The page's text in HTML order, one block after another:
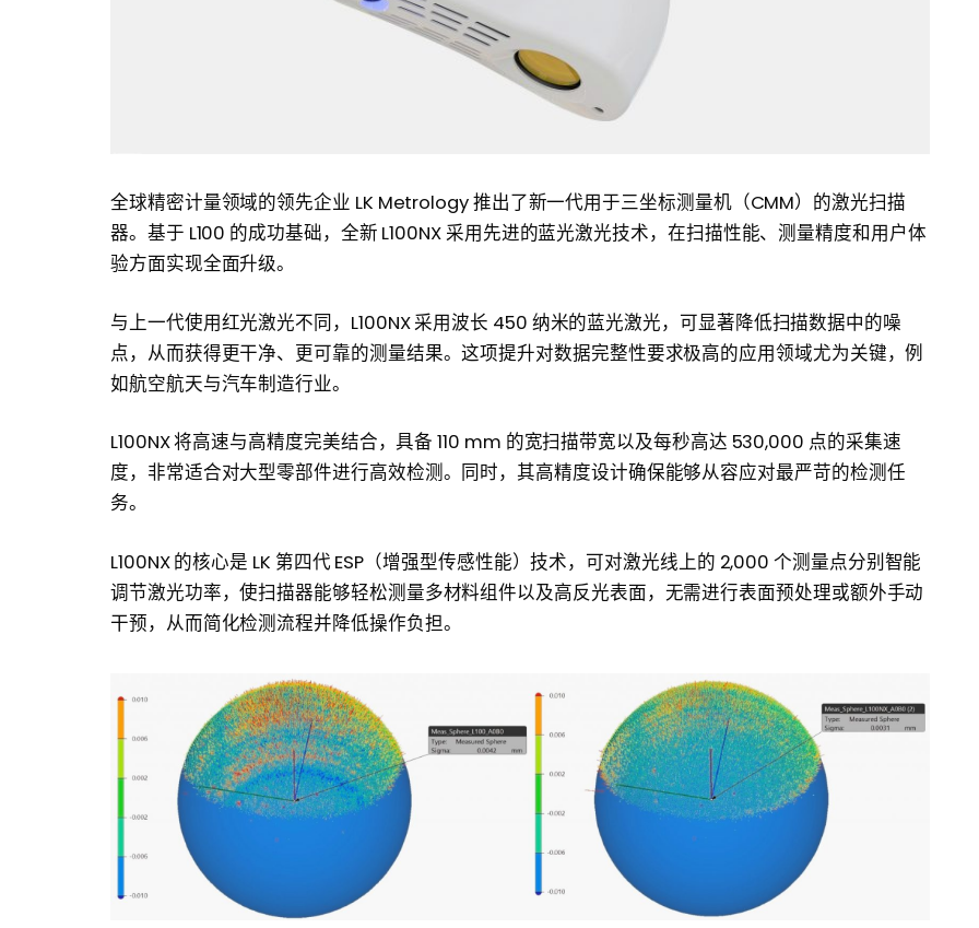
全球精密计量领域的领先企业 LK Metrology 推出了新一代用于三坐标测量机（CMM）的激光扫描
器。基于 L100 的成功基础，全新 L100NX 采用先进的蓝光激光技术，在扫描性能、测量精度和用户体
验方面实现全面升级。
与上一代使用红光激光不同，L100NX 采用波长 450 纳米的蓝光激光，可显著降低扫描数据中的噪
点，从而获得更干净、更可靠的测量结果。这项提升对数据完整性要求极高的应用领域尤为关键，例
如航空航天与汽车制造行业。
L100NX 将高速与高精度完美结合，具备 110 mm 的宽扫描带宽以及每秒高达 530,000 点的采集速
度，非常适合对大型零部件进行高效检测。同时，其高精度设计确保能够从容应对最严苛的检测任
务。
L100NX 的核心是 LK 第四代 ESP（增强型传感性能）技术，可对激光线上的 2,000 个测量点分别智能
调节激光功率，使扫描器能够轻松测量多材料组件以及高反光表面，无需进行表面预处理或额外手动
干预，从而简化检测流程并降低操作负担。